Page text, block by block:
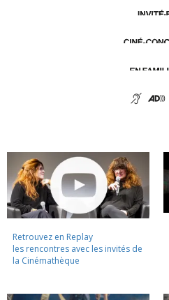
Retrouvez en Replay
les rencontres avec les invités de
la Cinémathèque